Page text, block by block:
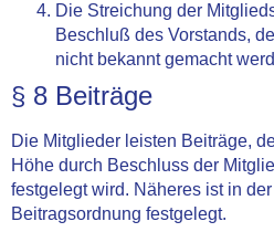
Die Streichung der
Beschluß des Vorstands,
nicht bekannt gemacht
§ 8 Beiträge
Die Mitglieder leisten Beiträge,
Höhe durch Beschluss der
festgelegt wird. Näheres ist in
Beitragsordnung festgelegt.